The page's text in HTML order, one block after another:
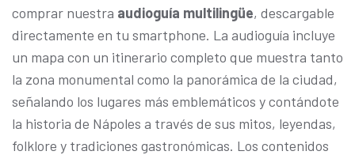
comprar nuestra audioguía multilingüe, descargable
directamente en tu smartphone. La audioguía incluye
un mapa con un itinerario completo que muestra tanto
la zona monumental como la panorámica de la ciudad,
señalando los lugares más emblemáticos y contándote
la historia de Nápoles a través de sus mitos, leyendas,
folklore y tradiciones gastronómicas. Los contenidos